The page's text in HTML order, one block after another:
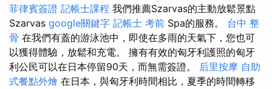
菲律賓簽證 記帳士課程 我們推薦Szarvas的主動放鬆景點
Szarvas google關鍵字 記帳士 考前 Spa的服務。 台中 整
骨 在我們有蓋的游泳池中，即使在多雨的天氣下，您也可
以獲得體驗，放鬆和充電。 擁有有效的匈牙利護照的匈牙
利公民可以在日本停留90天，而無需簽證。 后里按摩 自助
式餐點外燴 在日本，與匈牙利時間相比，夏季的時間轉移